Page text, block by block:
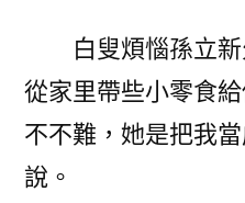
白叟煩惱孫立新
從家里帶些小零食
不不難，她是把我
說。